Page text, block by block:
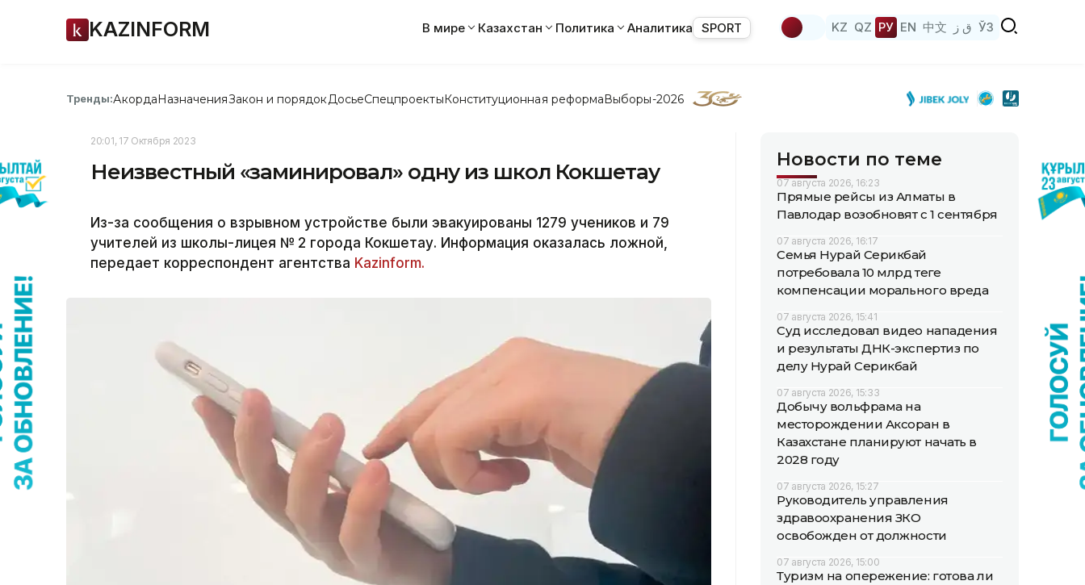
KAZINFORM В мире Казахстан Политика Аналитика SPORT KZ QZ РУ EN 中文 ق ز ЎЗ
Тренды:АкордаНазначенияЗакон и порядок ДосьеСпецпроектыКонституционная реформаВыборы-2026
20:01, 17 Октября 2023
Неизвестный «заминировал» одну из школ Кокшетау
Из-за сообщения о взрывном устройстве были эвакуированы 1279 учеников и 79
учителей из школы-лицея № 2 города Кокшетау. Информация оказалась ложной,
передает корреспондент агентства Kazinform.
Новости по теме
07 августа 2026, 16:23
Прямые рейсы из Алматы в
Павлодар возобновят с 1 сентября
07 августа 2026, 16:17
Семья Нурай Серикбай
потребовала 10 млрд теңге
компенсации морального вреда
07 августа 2026, 15:41
Суд исследовал видео нападения
и результаты ДНК-экспертиз по
делу Нурай Серикбай
07 августа 2026, 15:33
Добычу вольфрама на
месторождении Аксоран в
Казахстане планируют начать в
2028 году
07 августа 2026, 15:27
Руководитель управления
здравоохранения ЗКО
освобожден от должности
07 августа 2026, 15:00
Туризм на опережение: готова ли